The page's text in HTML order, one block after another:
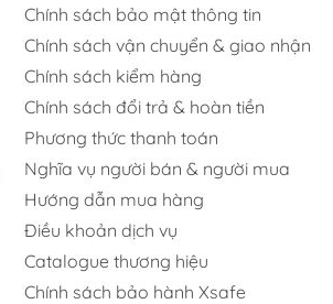
Chính sách bảo mật thông tin
Chính sách vận chuyển & giao nhận
Chính sách kiểm hàng
Chính sách đổi trả & hoàn tiền
Phương thức thanh toán
Nghĩa vụ người bán & người mua
Hướng dẫn mua hàng
Điều khoản dịch vụ
Catalogue thương hiệu
Chính sách bảo hành Xsafe